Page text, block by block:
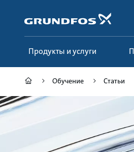
основному
контенту
Продукты и услуги
Обучение Статьи